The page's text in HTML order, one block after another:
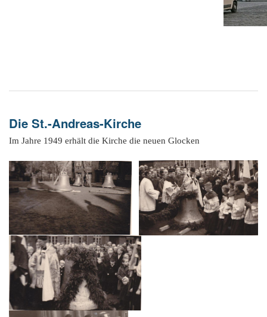
Die St.-Andreas-Kirche
Im Jahre 1949 erhält die Kirche die neuen Glocken